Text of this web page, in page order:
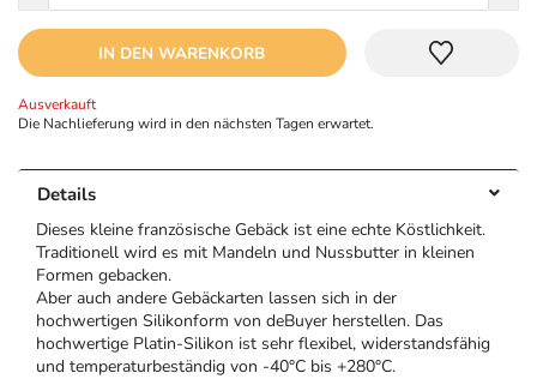
IN DEN WARENKORB
Ausverkauft
Die Nachlieferung wird in den nächsten Tagen erwartet.
Details
Dieses kleine französische Gebäck ist eine echte Köstlichkeit.
Traditionell wird es mit Mandeln und Nussbutter in kleinen
Formen gebacken.
Aber auch andere Gebäckarten lassen sich in der
hochwertigen Silikonform von deBuyer herstellen. Das
hochwertige Platin-Silikon ist sehr flexibel, widerstandsfähig
und temperaturbeständig von -40°C bis +280°C.